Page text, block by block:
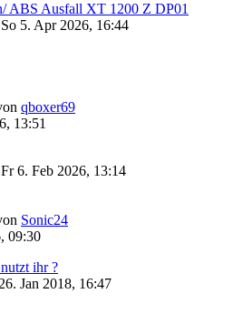
ABS Ausfall XT 1200 Z DP01
So 5. Apr 2026, 16:44
qboxer69
13:51
Fr 6. Feb 2026, 13:14
Sonic24
09:30
ihr ?
Jan 2018, 16:47